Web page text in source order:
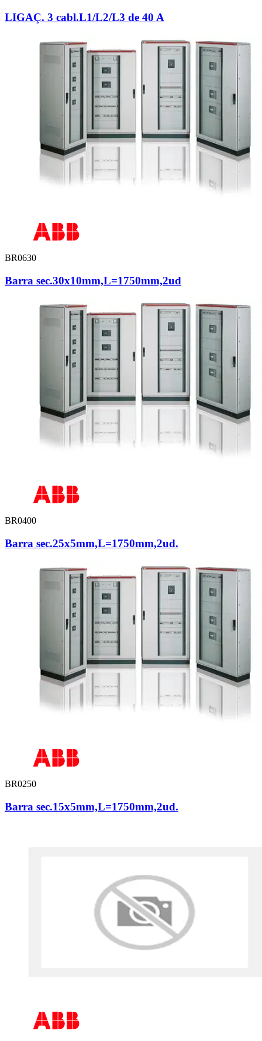
LIGAÇ. 3 cabl.L1/L2/L3 de 40 A
BR0630
Barra sec.30x10mm,L=1750mm,2ud
BR0400
Barra sec.25x5mm,L=1750mm,2ud.
BR0250
Barra sec.15x5mm,L=1750mm,2ud.